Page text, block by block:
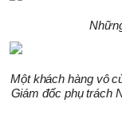
Một khách hàng vô
Giám đốc phụ trách